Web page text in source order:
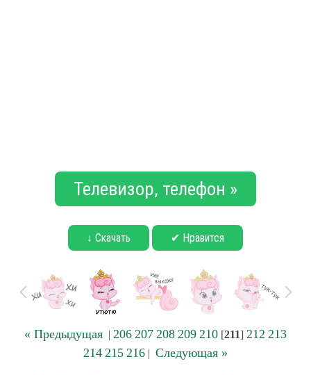
Телевизор, телефон »
↓ Скачать ✔ Нравится
« Предыдущая | 206 207 208 209 210 [211] 212 213
214 215 216 | Следующая »